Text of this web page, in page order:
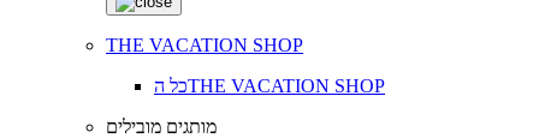
THE VACATION SHOP
כל הTHE VACATION SHOP
מותגים מובילים